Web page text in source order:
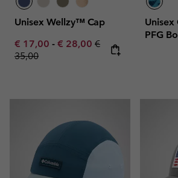
Unisex Wellzy™ Cap
Minimum sale price:
€ 17,00 - Maximum sale price:
€ 28,00 Regular price:
€
35,00
Unisex
PFG